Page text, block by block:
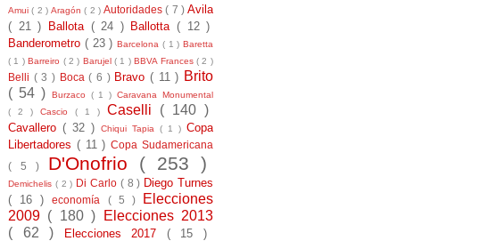
Amui( 2 ) Aragón( 2 ) Autoridades( 7 ) Avila
( 21 )
Ballota ( 24 ) Ballotta( 12 )
Banderometro ( 23 ) Barcelona ( 1 ) Baretta
( 1 )Barreiro ( 2 ) Barujel ( 1 )BBVA Frances ( 2 )
Belli ( 3 ) Boca( 6 ) Bravo( 11 ) Brito
( 54 )
Burzaco ( 1 )Caravana Monumental
( 2 ) Cascio ( 1 ) Caselli ( 140 )
Cavallero ( 32 ) Chiqui Tapia ( 1 ) Copa
Libertadores ( 11 )Copa Sudamericana
( 5 ) D'Onofrio ( 253 )
Demichelis ( 2 ) Di Carlo ( 8 ) Diego Turnes
( 16 )economía ( 5 )
Elecciones
2009 ( 180 )
Elecciones 2013
( 62 )
Elecciones 2017 ( 15 )